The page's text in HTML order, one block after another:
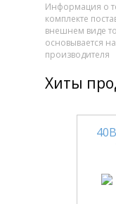
Информация о
комплекте
внешнем виде
основывается
производителя
Хиты